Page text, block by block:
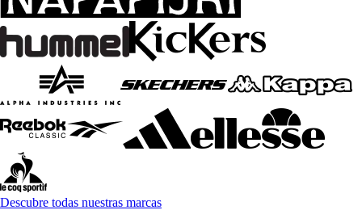
Descubre todas nuestras marcas